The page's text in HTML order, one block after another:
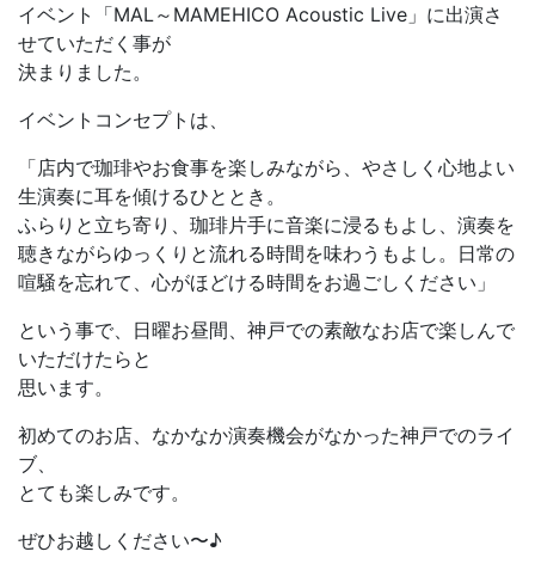
イベント「MAL～MAMEHICO Acoustic Live」に出演さ
せていただく事が
決まりました。
イベントコンセプトは、
「店内で珈琲やお食事を楽しみながら、やさしく心地よい
生演奏に耳を傾けるひととき。
ふらりと立ち寄り、珈琲片手に音楽に浸るもよし、演奏を
聴きながらゆっくりと流れる時間を味わうもよし。日常の
喧騒を忘れて、心がほどける時間をお過ごしください」
という事で、日曜お昼間、神戸での素敵なお店で楽しんで
いただけたらと
思います。
初めてのお店、なかなか演奏機会がなかった神戸でのライ
ブ、
とても楽しみです。
ぜひお越しください〜♪